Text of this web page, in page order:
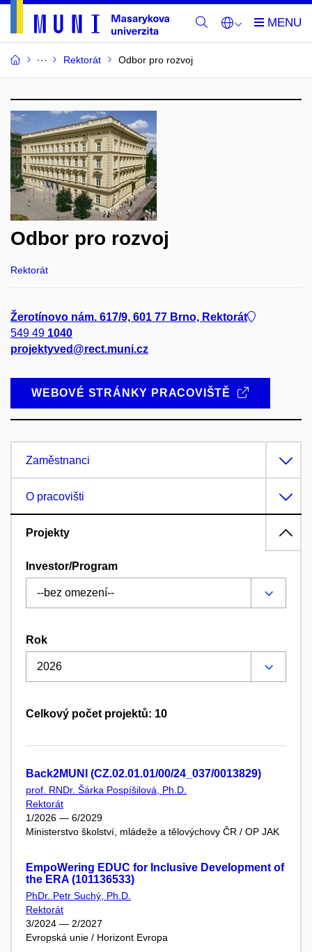
Rektorát Odbor pro rozvoj
Odbor pro rozvoj
Rektorát
Žerotínovo nám. 617/9, 601 77 Brno, Rektorát
549 49 1040
projektyved@rect.muni.cz
WEBOVÉ STRÁNKY PRACOVIŠTĚ
Zaměstnanci
O pracovišti
Projekty
Investor/Program
Rok
Celkový počet projektů: 10
Back2MUNI (CZ.02.01.01/00/24_037/0013829)
prof. RNDr. Šárka Pospíšilová, Ph.D.
Rektorát
1/2026 — 6/2029
Ministerstvo školství, mládeže a tělovýchovy ČR / OP JAK
EmpoWering EDUC for Inclusive Development of
the ERA (101136533)
PhDr. Petr Suchý, Ph.D.
Rektorát
3/2024 — 2/2027
Evropská unie / Horizont Evropa